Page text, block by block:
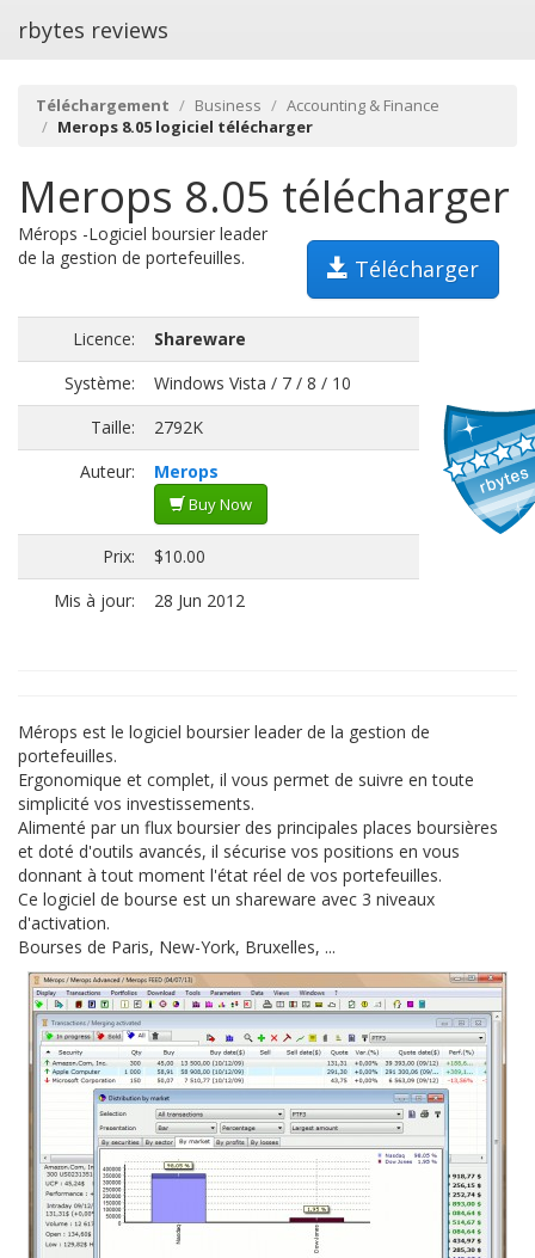
rbytes reviews
Téléchargement Business
Accounting & Finance
Merops 8.05 logiciel télécharger
Merops 8.05 télécharger
Télécharger
Mérops -Logiciel boursier leader
de la gestion de portefeuilles.
Licence:
Shareware
Système:
Windows Vista / 7 / 8 / 10
Taille:
2792K
Auteur:
Merops
Buy Now
Prix:
$10.00
Mis à jour:
28 Jun 2012
Mérops est le logiciel boursier leader de la gestion de
portefeuilles.
Ergonomique et complet, il vous permet de suivre en toute
simplicité vos investissements.
Alimenté par un flux boursier des principales places boursières
et doté d'outils avancés, il sécurise vos positions en vous
donnant à tout moment l'état réel de vos portefeuilles.
Ce logiciel de bourse est un shareware avec 3 niveaux
d'activation.
Bourses de Paris, New-York, Bruxelles, ...